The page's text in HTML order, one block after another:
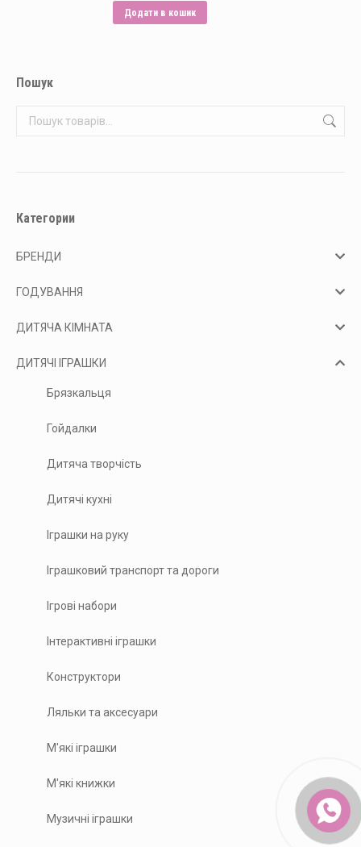
Додати в кошик
Пошук
Категории
БРЕНДИ
ГОДУВАННЯ
ДИТЯЧА КІМНАТА
ДИТЯЧІ ІГРАШКИ
Брязкальця
Гойдалки
Дитяча творчість
Дитячі кухні
Іграшки на руку
Іграшковий транспорт та дороги
Ігрові набори
Інтерактивні іграшки
Конструктори
Ляльки та аксесуари
М'які іграшки
М'які книжки
Музичні іграшки